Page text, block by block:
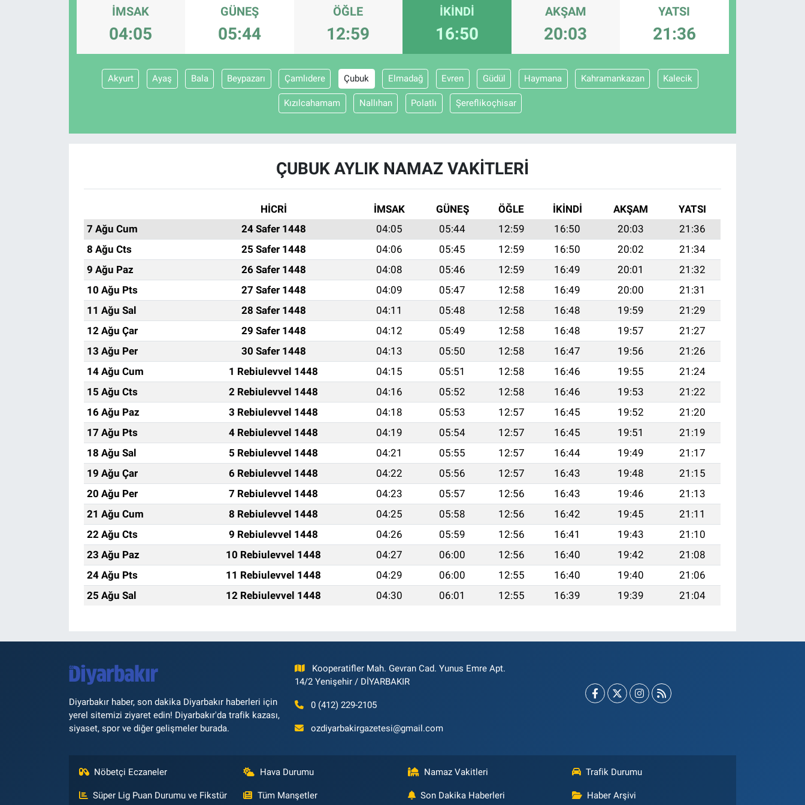
İMSAK
04:05
GÜNEŞ
05:44
ÖĞLE
12:59
İKINDI
16:50
AKŞAM
20:03
YATSI
21:36
Akyurt Ayaş Bala Beypazarı Çamlıdere Çubuk Elmadağ Evren Güdül Haymana Kahramankazan Kalecik
Kızılcahamam Nallıhan Polatlı Şereflikoçhisar
ÇUBUK AYLIK NAMAZ VAKITLERI
HİCRİ İMSAK GÜNEŞ ÖĞLE İKINDI AKŞAM
YATSI
7 Ağu Cum
24 Safer 1448 04:05 05:44 12:59 16:50 20:03
21:36
8 Ağu Cts
25 Safer 1448 04:06 05:45 12:59 16:50 20:02
21:34
9 Ağu Paz
26 Safer 1448 04:08 05:46 12:59 16:49 20:01
21:32
10 Ağu Pts
27 Safer 1448 04:09 05:47 12:58 16:49 20:00
21:31
11 Ağu Sal
28 Safer 1448 04:11 05:48 12:58 16:48 19:59
21:29
12 Ağu Çar
29 Safer 1448 04:12 05:49 12:58 16:48 19:57
21:27
13 Ağu Per
30 Safer 1448 04:13 05:50 12:58 16:47 19:56
21:26
14 Ağu Cum
1 Rebiulevvel 1448 04:15 05:51 12:58 16:46 19:55
21:24
15 Ağu Cts
2 Rebiulevvel 1448 04:16 05:52 12:58 16:46 19:53
21:22
16 Ağu Paz
3 Rebiulevvel 1448 04:18 05:53 12:57 16:45 19:52
21:20
17 Ağu Pts
4 Rebiulevvel 1448 04:19 05:54 12:57 16:45 19:51
21:19
18 Ağu Sal
5 Rebiulevvel 1448 04:21 05:55 12:57 16:44 19:49
21:17
19 Ağu Çar
6 Rebiulevvel 1448 04:22 05:56 12:57 16:43 19:48
21:15
20 Ağu Per
7 Rebiulevvel 1448 04:23 05:57 12:56 16:43 19:46
21:13
21 Ağu Cum
8 Rebiulevvel 1448 04:25 05:58 12:56 16:42 19:45
21:11
22 Ağu Cts
9 Rebiulevvel 1448 04:26 05:59 12:56 16:41 19:43
21:10
23 Ağu Paz
10 Rebiulevvel 1448 04:27 06:00 12:56 16:40 19:42
21:08
24 Ağu Pts
11 Rebiulevvel 1448 04:29 06:00 12:55 16:40 19:40
21:06
25 Ağu Sal
12 Rebiulevvel 1448 04:30 06:01 12:55 16:39 19:39 21:04
Diyarbakır haber, son dakika Diyarbakır haberleri için
yerel sitemizi ziyaret edin! Diyarbakır'da trafik kazası,
siyaset, spor ve diğer gelişmeler burada.
Kooperatifler Mah. Gevran Cad. Yunus Emre Apt.
14/2 Yenişehir / DİYARBAKIR
0 (412) 229-2105
ozdiyarbakirgazetesi@gmail.com
Nöbetçi Eczaneler Hava Durumu Namaz Vakitleri Trafik Durumu
Süper Lig Puan Durumu ve Fikstür Tüm Manşetler Son Dakika Haberleri Haber Arşivi
ÖZEL HABER